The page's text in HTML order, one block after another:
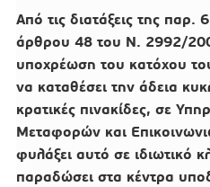
Από τις διατάξεις της
άρθρου 48 του Ν. 2992/
υποχρέωση του κατόχου
να καταθέσει την άδεια
κρατικές πινακίδες, σε
Μεταφορών και
φυλάξει αυτό σε ιδιωτικό
παραδώσει στα κέντρα